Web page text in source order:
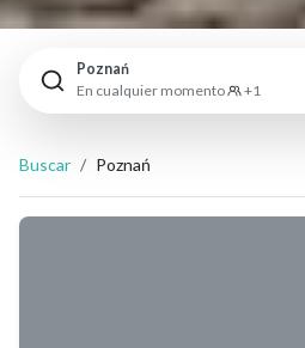
Poznań
En cualquier momento
+1
Buscar Poznań